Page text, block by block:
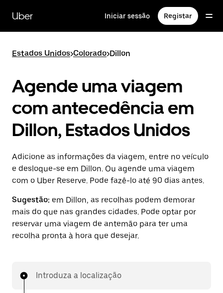
para
conteúdo
Uber Iniciar sessão Registar
Estados Unidos>Colorado>Dillon
Agende uma viagem
com antecedência em
Dillon, Estados Unidos
Adicione as informações da viagem, entre no veículo
e desloque-se em Dillon. Ou agende uma viagem
com o Uber Reserve. Pode fazê-lo até 90 dias antes.
Sugestão: em Dillon, as recolhas podem demorar
mais do que nas grandes cidades. Pode optar por
reservar uma viagem de antemão para ter uma
recolha pronta à hora que desejar.
Introduza a localização